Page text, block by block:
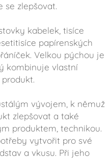
se zlepšovat.
kabelek, tisíce
papírenských
Velkou pýchou je
kombinuje vlastní
vývojem, k němuž
zlepšovat a také
produktem, technikou.
vytvořit pro své
a vkusu. Při jeho